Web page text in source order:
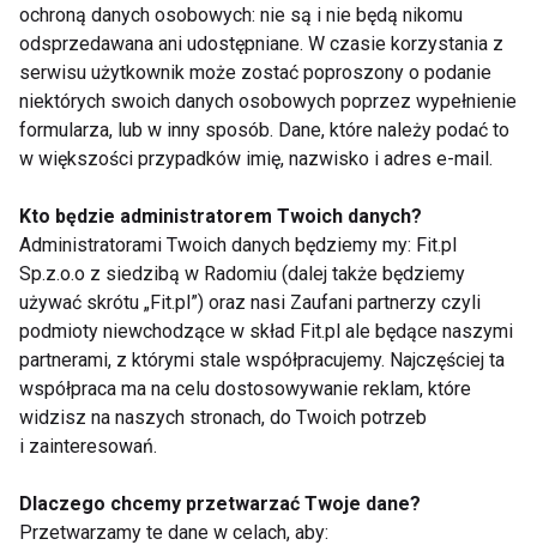
Wyrażam zgodę na otrzymywanie informacji
handlowej drogą elektroniczną na podany adres e-mail
przez FIT.PL. Więcej informacji znajdziesz w Polityce
Prywatności.
WSPÓŁPRACA
REDAKCJA
Cookies
ochroną danych osobowych: nie są i nie będą nikomu
odsprzedawana ani udostępniane. W czasie korzystania z
serwisu użytkownik może zostać poproszony o podanie
niektórych swoich danych osobowych poprzez wypełnienie
formularza, lub w inny sposób. Dane, które należy podać to
w większości przypadków imię, nazwisko i adres e-mail.
Kto będzie administratorem Twoich danych?
Administratorami Twoich danych będziemy my: Fit.pl
Sp.z.o.o z siedzibą w Radomiu (dalej także będziemy
używać skrótu „Fit.pl”) oraz nasi Zaufani partnerzy czyli
podmioty niewchodzące w skład Fit.pl ale będące naszymi
partnerami, z którymi stale współpracujemy. Najczęściej ta
współpraca ma na celu dostosowywanie reklam, które
widzisz na naszych stronach, do Twoich potrzeb
i zainteresowań.
Dlaczego chcemy przetwarzać Twoje dane?
Przetwarzamy te dane w celach, aby: